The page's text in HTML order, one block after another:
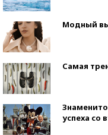
Модный
Самая
успеха со